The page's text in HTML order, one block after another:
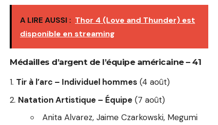
A LIRE AUSSI : Thor 4 (Love and Thunder) est
disponible en streaming
Médailles d’argent de l’équipe américaine – 41
Tir à l’arc – Individuel hommes (4 août)
Natation Artistique – Équipe (7 août)
Anita Alvarez, Jaime Czarkowski, Megumi